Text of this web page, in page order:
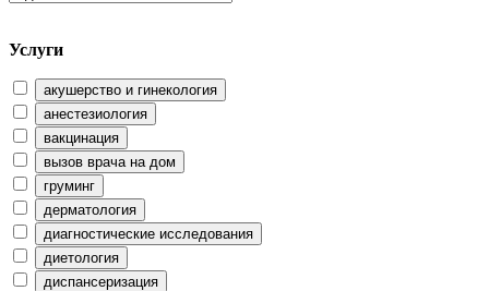
Услуги
акушерство и гинекология
анестезиология
вакцинация
вызов врача на дом
груминг
дерматология
диагностические исследования
диетология
диспансеризация